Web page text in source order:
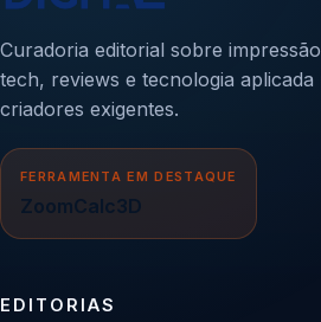
Curadoria editorial sobre
tech, reviews e tecnologia aplicada
criadores exigentes.
FERRAMENTA EM DESTAQUE
ZoomCalc3D
EDITORIAS